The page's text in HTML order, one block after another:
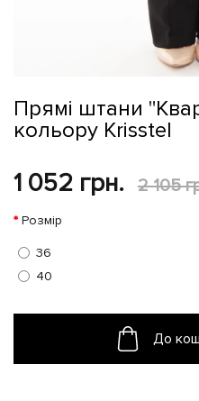
Прямі штани
кольору Krisstel
1 052 грн. 2 105
Розмір
36
40
До